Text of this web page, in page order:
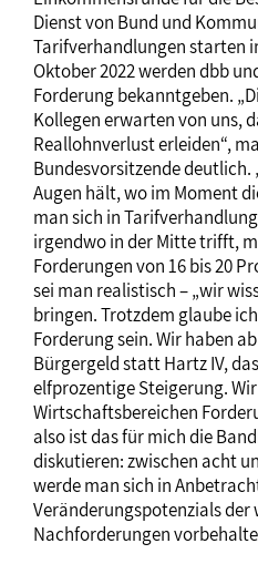
Dienst von Bund und
Tarifverhandlungen starten
Oktober 2022 werden dbb
Forderung bekanntgeben.
Kollegen erwarten von uns,
Reallohnverlust erleiden“,
Bundesvorsitzende deutlich.
Augen hält, wo im Moment
man sich in
irgendwo in der Mitte trifft,
Forderungen von 16 bis 20
sei man realistisch – „wir
bringen. Trotzdem glaube
Forderung sein. Wir haben
Bürgergeld statt Hartz IV,
elfprozentige Steigerung.
Wirtschaftsbereichen
also ist das für mich die
diskutieren: zwischen acht
werde man sich in
Veränderungspotenzials
Nachforderungen